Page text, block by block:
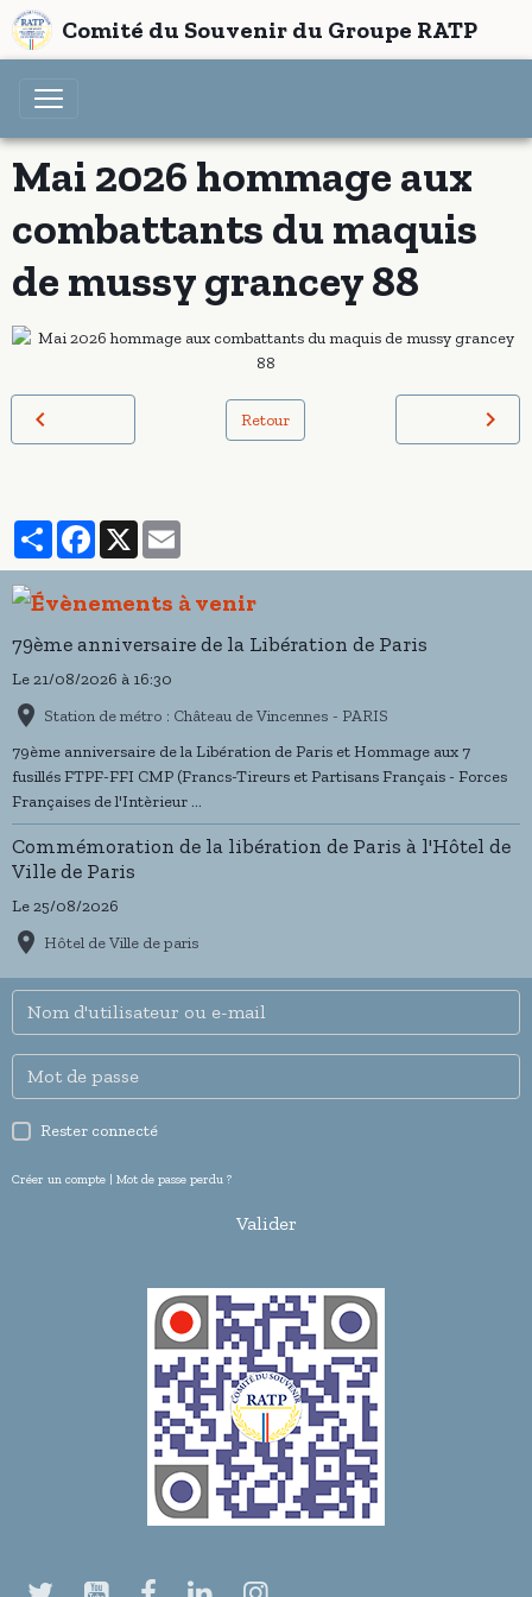
Comité du Souvenir du Groupe RATP
Mai 2026 hommage aux
combattants du maquis
de mussy grancey 88
Retour
PartagerFacebook
X
79ème anniversaire de la Libération de Paris
Le 21/08/2026 à 16:30
Station de métro : Château de Vincennes - PARIS
79ème anniversaire de la Libération de Paris et Hommage aux 7
fusillés FTPF-FFI CMP (Francs-Tireurs et Partisans Français - Forces
Françaises de l'Intèrieur ...
Commémoration de la libération de Paris à l'Hôtel de
Ville de Paris
Le 25/08/2026
Hôtel de Ville de paris
Rester connecté
Créer un compte | Mot de passe perdu ?
Valider